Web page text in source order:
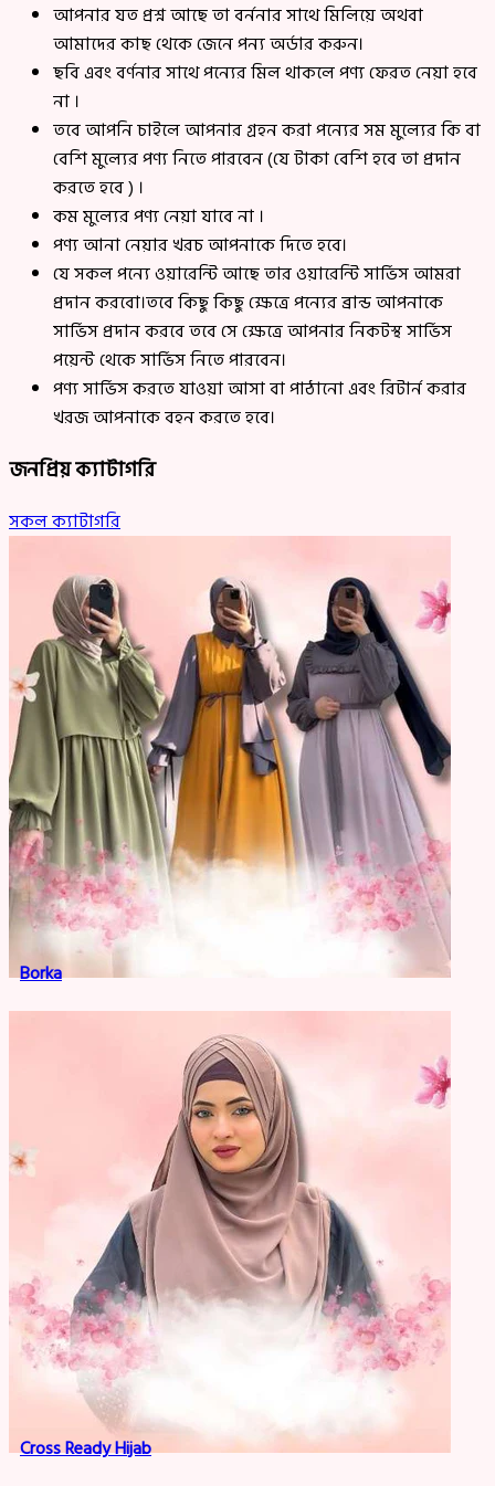
আপনার যত প্রশ্ন আছে তা বর্ননার সাথে মিলিয়ে অথবা
আমাদের কাছ থেকে জেনে পন্য অর্ডার করুন।
ছবি এবং বর্ণনার সাথে পন্যের মিল থাকলে পণ্য ফেরত নেয়া হবে
না ।
তবে আপনি চাইলে আপনার গ্রহন করা পন্যের সম মুল্যের কি বা
বেশি মুল্যের পণ্য নিতে পারবেন (যে টাকা বেশি হবে তা প্রদান
করতে হবে ) ।
কম মুল্যের পণ্য নেয়া যাবে না ।
পণ্য আনা নেয়ার খরচ আপনাকে দিতে হবে।
যে সকল পন্যে ওয়ারেন্টি আছে তার ওয়ারেন্টি সার্ভিস আমরা
প্রদান করবো।তবে কিছু কিছু ক্ষেত্রে পন্যের ব্রান্ড আপনাকে
সার্ভিস প্রদান করবে তবে সে ক্ষেত্রে আপনার নিকটস্থ সার্ভিস
পয়েন্ট থেকে সার্ভিস নিতে পারবেন।
পণ্য সার্ভিস করতে যাওয়া আসা বা পাঠানো এবং রিটার্ন করার
খরজ আপনাকে বহন করতে হবে।
জনপ্রিয় ক্যাটাগরি
সকল ক্যাটাগরি
Borka
Cross Ready Hijab